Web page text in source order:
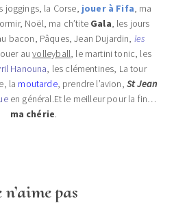
joggings, la Corse, jouer à Fifa , ma
Noël, ma ch’tite Gala , les jours
bacon, Pâques, Jean Dujardin, les
auvolleyball , le martini tonic, les
Hanouna , les clémentines, La tour
la moutarde, prendre l’avion, St Jean
en général.Et le meilleur pour la fin…
ma chérie.
n’aime pas